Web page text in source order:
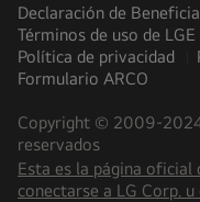
Declaración de
Términos de uso de
Política de privacidad
Formulario ARCO
Copyright © 2009-2024
reservados
Esta es la página oficial
conectarse a LG Corp.